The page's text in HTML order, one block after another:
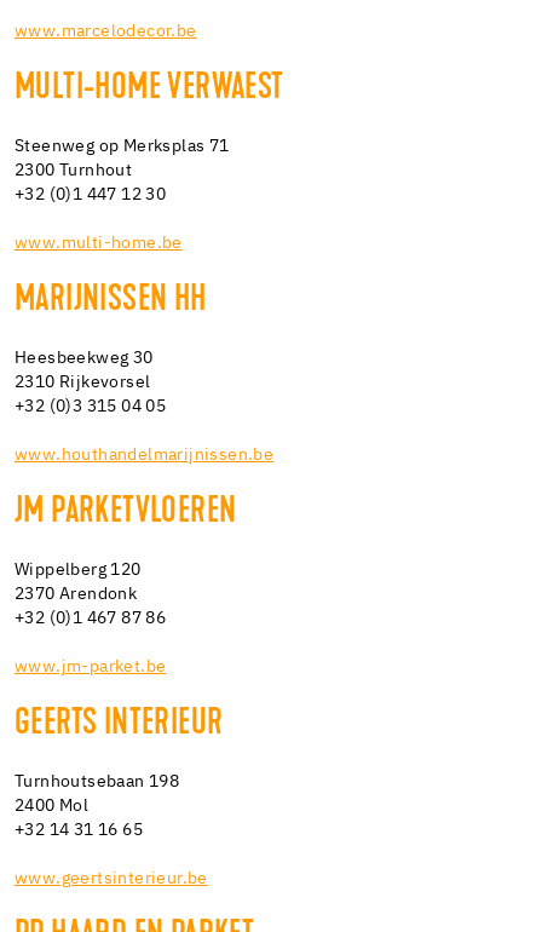
www.marcelodecor.be
MULTI-HOME VERWAEST
Steenweg op Merksplas 71
2300 Turnhout
+32 (0)1 447 12 30
www.multi-home.be
MARIJNISSEN HH
Heesbeekweg 30
2310 Rijkevorsel
+32 (0)3 315 04 05
www.houthandelmarijnissen.be
JM PARKETVLOEREN
Wippelberg 120
2370 Arendonk
+32 (0)1 467 87 86
www.jm-parket.be
GEERTS INTERIEUR
Turnhoutsebaan 198
2400 Mol
+32 14 31 16 65
www.geertsinterieur.be